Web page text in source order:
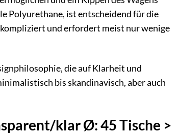
Polyurethane, ist entscheidend für die
und erfordert meist nur wenige
die auf Klarheit und
bis skandinavisch, aber auch
klar Ø: 45 Tische >